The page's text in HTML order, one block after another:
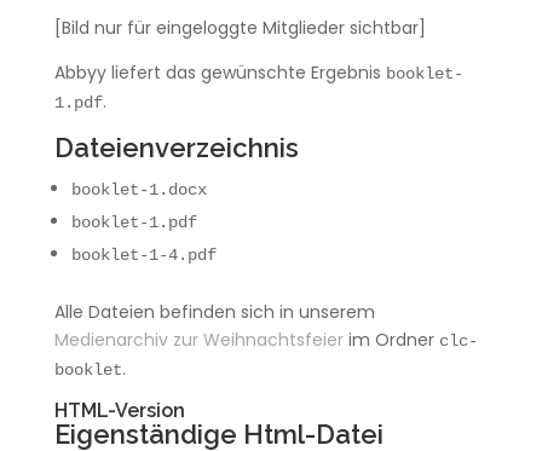
[Bild nur für eingeloggte Mitglieder sichtbar]
Abbyy liefert das gewünschte Ergebnis booklet-
1.pdf.
Dateienverzeichnis
booklet-1.docx
booklet-1.pdf
booklet-1-4.pdf
Alle Dateien befinden sich in unserem
Medienarchiv zur Weihnachtsfeierim Ordner clc-
booklet.
HTML-Version
Eigenständige Html-Datei